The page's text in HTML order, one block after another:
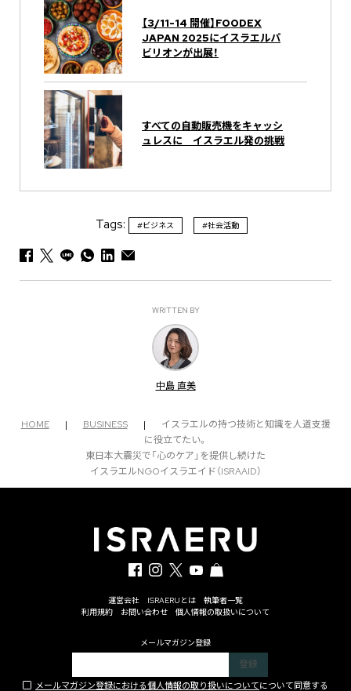
【3/11-14 開催】FOODEX
JAPAN 2025にイスラエルパ
ビリオンが出展！
すべての自動販売機をキャッシ
ュレスに イスラエル発の挑戦
Tags: #ビジネス #社会活動
WRITTEN BY
中島 直美
HOME | BUSINESS |
イスラエルの持つ技術と知識を人道支援
に役立てたい。
東日本大震災で「心のケア」を提供し続けた
イスラエルNGOイスラエイド（ISRAAID）
運営会社 ISRAERUとは
執筆者一覧
利用規約
お問い合わせ 個人情報の取扱いについて
メールマガジン登録
メールマガジン登録における個人情報の取り扱いについてについて同意する